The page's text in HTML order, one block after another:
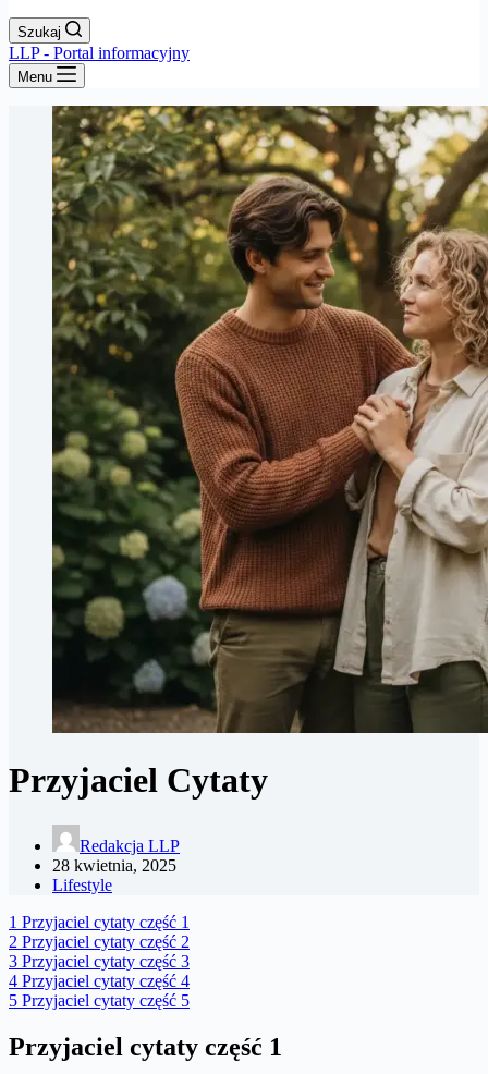
Szukaj
LLP - Portal informacyjny
Menu
Przyjaciel Cytaty
Redakcja LLP
28 kwietnia, 2025
Lifestyle
1 Przyjaciel cytaty część 1
2 Przyjaciel cytaty część 2
3 Przyjaciel cytaty część 3
4 Przyjaciel cytaty część 4
5 Przyjaciel cytaty część 5
Przyjaciel cytaty część 1